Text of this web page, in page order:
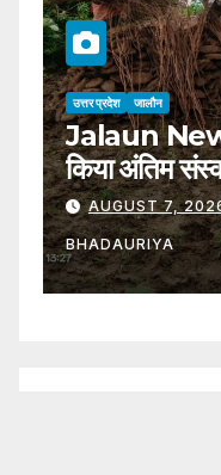
उत्तर प्रदेश जालौन
Jalaun
किया अंतिम
Rites
Putting A
Field
AUGUST 7,
BHADAURIYA